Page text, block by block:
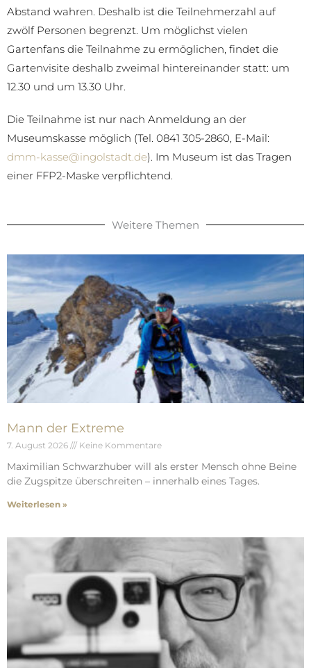
Abstand wahren. Deshalb ist die Teilnehmerzahl auf
zwölf Personen begrenzt. Um möglichst vielen
Gartenfans die Teilnahme zu ermöglichen, findet die
Gartenvisite deshalb zweimal hintereinander statt: um
12.30 und um 13.30 Uhr.
Die Teilnahme ist nur nach Anmeldung an der
Museumskasse möglich (Tel. 0841 305-2860, E-Mail:
dmm-kasse@ingolstadt.de). Im Museum ist das Tragen
einer FFP2-Maske verpflichtend.
Weitere Themen
Mann der Extreme
7. August 2026 Keine Kommentare
Maximilian Schwarzhuber will als erster Mensch ohne Beine
die Zugspitze überschreiten – innerhalb eines Tages.
Weiterlesen »